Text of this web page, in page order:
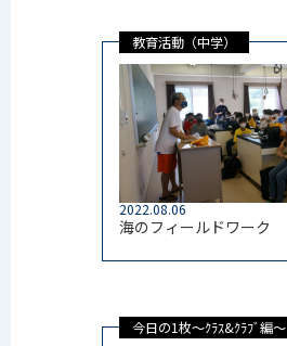
教育活動（中学）
2022.08.06
海のフィールドワーク
今日の1枚～ｸﾗｽ&ｸﾗﾌﾞ編～